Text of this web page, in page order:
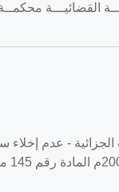
فــــلســــــطين
من